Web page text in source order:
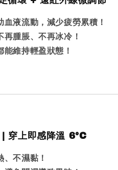
液流動，減少疲勞累積！
腫脹、不再冰冷！
維持輕盈狀態！
穿上即感降溫 6°C
不濕黏！